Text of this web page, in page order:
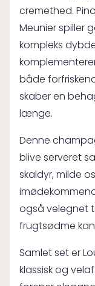
cremethed.
Meunier spiller
kompleks
både
skaber en
længe.
Denne
blive serveret
skaldyr, milde
også velegnet
frugtsødme
Samlet set er
klassisk og